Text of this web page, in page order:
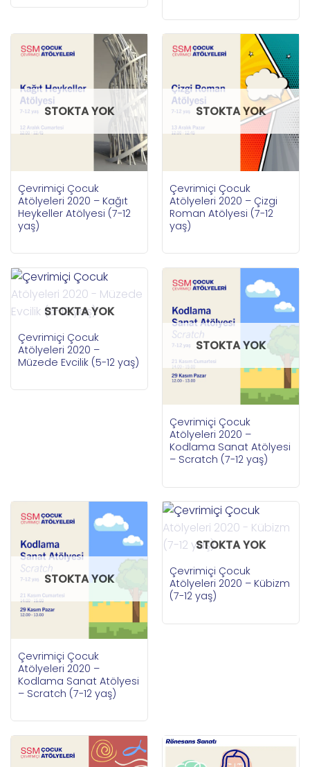
STOKTA YOK
Çevrimiçi Çocuk
Atölyeleri 2020 – Kağıt
Heykeller Atölyesi (7-12
yaş)
STOKTA YOK
Çevrimiçi Çocuk
Atölyeleri 2020 – Çizgi
Roman Atölyesi (7-12
yaş)
STOKTA YOK
Çevrimiçi Çocuk
Atölyeleri 2020 –
Müzede Evcilik (5-12 yaş)
STOKTA YOK
Çevrimiçi Çocuk
Atölyeleri 2020 –
Kodlama Sanat Atölyesi
– Scratch (7-12 yaş)
STOKTA YOK
Çevrimiçi Çocuk
Atölyeleri 2020 –
Kodlama Sanat Atölyesi
– Scratch (7-12 yaş)
STOKTA YOK
Çevrimiçi Çocuk
Atölyeleri 2020 – Kübizm
(7-12 yaş)